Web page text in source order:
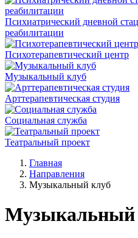
Психиатрический дневной
реабилитации
Психотерапевтический центр
Музыкальный клуб
Арттерапевтическая студия
Социальная служба
Театральный проект
Главная
Направления
Музыкальный клуб
Музыкальный